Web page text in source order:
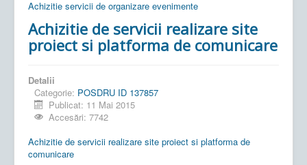
Achizitie servicii de organizare evenimente
Achizitie de servicii realizare site
proiect si platforma de comunicare
Detalii
Categorie: POSDRU ID 137857
Publicat: 11 Mai 2015
Accesări: 7742
Achizitie de servicii realizare site proiect si platforma de
comunicare